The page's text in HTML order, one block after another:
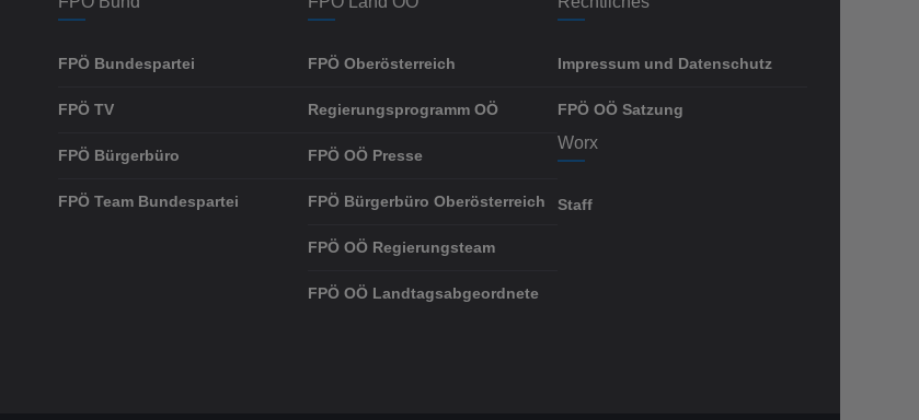
FPÖ Bundespartei
FPÖ TV
FPÖ Bürgerbüro
FPÖ Team Bundespartei
FPÖ Oberösterreich
Regierungsprogramm OÖ
FPÖ OÖ Presse
FPÖ Bürgerbüro Oberösterreich
FPÖ OÖ Regierungsteam
FPÖ OÖ Landtagsabgeordnete
Impressum und Datenschutz
FPÖ OÖ Satzung
Worx
Staff